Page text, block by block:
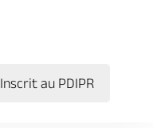
Inscrit au PDIPR